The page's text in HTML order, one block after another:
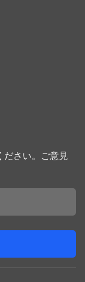
ださい。ご意見